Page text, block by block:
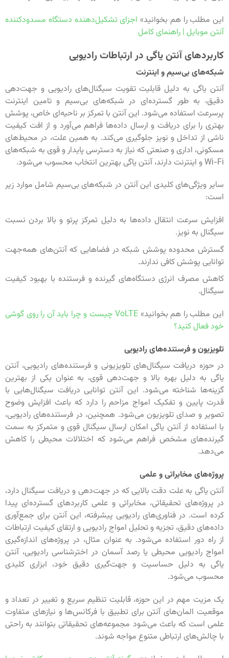
این مطلب را هم بخوانید» اجزای تشکیل‌دهنده دستگاه مسدودکننده
آنتن موبایل | راهنمای کامل
کاربردهای آنتن یاگی در ارتباطات رادیویی
شبکه‌های بی‌سیم و اینترنت
آنتن یاگی به دلیل قابلیت تقویت سیگنال‌های رادیویی و جهت‌دهی
دقیق، به طور گسترده‌ای در شبکه‌های بی‌سیم و تامین اینترنت
پرسرعت استفاده می‌شود. این آنتن با تمرکز بر ناحیه‌ای خاص، پوشش
بهتری را برای دریافت و ارسال داده‌ها فراهم می‌آورد و از افت کیفیت
ناشی از تداخل و نویز جلوگیری می‌کند. به همین علت، در محیط‌های
مسکونی، اداری و صنعتی که نیاز به دسترسی پایدار و قوی به شبکه‌های
Wi-Fi و اینترنت دارند، آنتن یاگی بهترین انتخاب محسوب می‌شود.
سایر ویژگی‌های کلیدی این آنتن در شبکه‌های بی‌سیم شامل موارد زیر
است:
افزایش سرعت انتقال داده‌ها به دلیل تمرکز پرتو و بالا بردن نسبت
سیگنال به نویز.
گسترش محدوده پوشش شبکه در فضاهایی که آنتن‌های همه‌جهت
توانایی پوشش کافی ندارند.
کاهش مصرف انرژی دستگاه‌های گیرنده و فرستنده با بهبود کیفیت
سیگنال.
این مطلب را هم بخوانید»
VoLTE چیست و چرا باید آن را روی گوشی
خود فعال کنید؟
تلویزیون و فرستنده‌های رادیویی
در حوزه دریافت سیگنال‌های تلویزیونی و فرستنده‌های رادیویی، آنتن
یاگی به دلیل بهره بالا و جهت‌دهی قوی، به عنوان یکی از بهترین
گزینه‌ها شناخته می‌شود. این آنتن توانایی دریافت سیگنال‌هایی با
قدرت پایین و تفکیک امواج مزاحم را دارد که باعث افزایش وضوح
تصویر و صدای تلویزیون می‌شود. همچنین، در فرستنده‌های رادیویی،
با استفاده از آنتن یاگی امکان ارسال سیگنال قوی و متمرکز به سمت
گیرنده‌های مشخص فراهم می‌شود که اختلالات محیطی را کاهش
می‌دهد.
پروژه‌های مخابراتی و علمی
آنتن یاگی به علت دقت بالایی که در جهت‌دهی و دریافت سیگنال دارد،
در پروژه‌های تحقیقاتی، مخابراتی و علمی کاربردهای گسترده‌ای پیدا
کرده است. در فناوری‌های رادیویی پیشرفته، این آنتن برای جمع‌آوری
داده‌های دقیق، تجزیه و تحلیل امواج رادیویی و ارتقای کیفیت ارتباطات
از راه دور استفاده می‌شود. به عنوان مثال، در پروژه‌های اندازه‌گیری
امواج رادیویی محیطی یا رصد آسمان در اخترشناسی رادیویی، آنتن
یاگی به دلیل حساسیت و جهت‌گیری دقیق خود، ابزاری کلیدی
محسوب می‌شود.
یک مزیت مهم در این حوزه، قابلیت تنظیم سریع و تغییر در تعداد و
موقعیت المان‌های آنتن برای تطبیق با فرکانس‌ها و نیازهای متفاوت
علمی است که باعث می‌شود مجموعه‌های تحقیقاتی بتوانند به راحتی
با چالش‌های ارتباطی متنوع مواجه شوند.